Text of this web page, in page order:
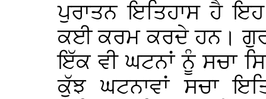
ਪੁਰਾਤਨ ਇਤਿਹਾਸ ਹੈ
ਕਈ ਕਰਮ ਕਰਦੇ ਹਨ।
ਇੱਕ ਵੀ ਘਟਨਾਂ ਨੂੰ ਸਚਾ
ਕੁੱਝ ਘਟਨਾਵਾਂ ਸਚਾ